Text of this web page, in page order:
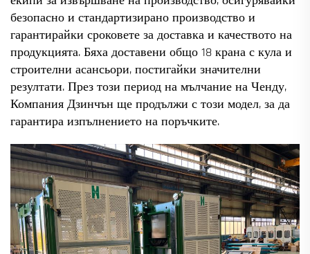
безопасно и стандартизирано производство и
гарантирайки сроковете за доставка и качеството на
продукцията. Бяха доставени общо 18 крана с кула и
строителни асансьори, постигайки значителни
резултати. През този период на мълчание на Ченду,
Компания Дзинчън ще продължи с този модел, за да
гарантира изпълнението на поръчките.